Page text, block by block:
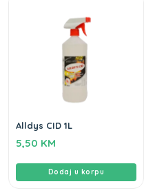
Alldys CID 1L
5,50 KM
Dodaj u korpu